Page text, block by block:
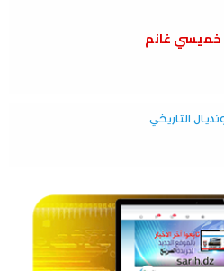
خميسي غانم
التاريخي